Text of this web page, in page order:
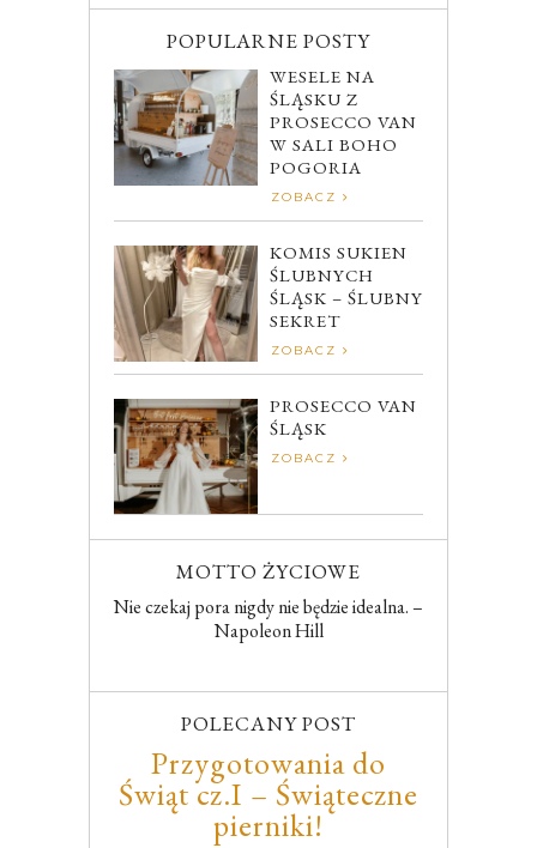
POPULARNE POSTY
WESELE NA
ŚLĄSKU Z
PROSECCO VAN
W SALI BOHO
POGORIA
ZOBACZ
KOMIS SUKIEN
ŚLUBNYCH
ŚLĄSK – ŚLUBNY
SEKRET
ZOBACZ
PROSECCO VAN
ŚLĄSK
ZOBACZ
MOTTO ŻYCIOWE
Nie czekaj pora nigdy nie będzie idealna. –
Napoleon Hill
POLECANY POST
Przygotowania do
Świąt cz.I – Świąteczne
pierniki!